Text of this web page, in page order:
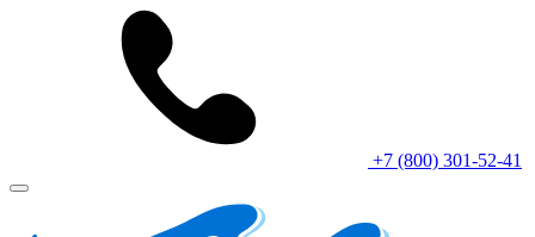
+7 (800) 301-52-41